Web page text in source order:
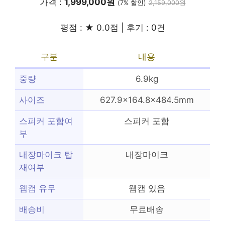
가격 : 1,999,000원 (7% 할인) 2,159,000원
평점 : ★ 0.0점 | 후기 : 0건
구분 내용
중량 6.9kg
사이즈 627.9×164.8×484.5mm
스피커 포함여
부
스피커 포함
내장마이크 탑
재여부
내장마이크
웹캠 유무 웹캠 있음
배송비 무료배송